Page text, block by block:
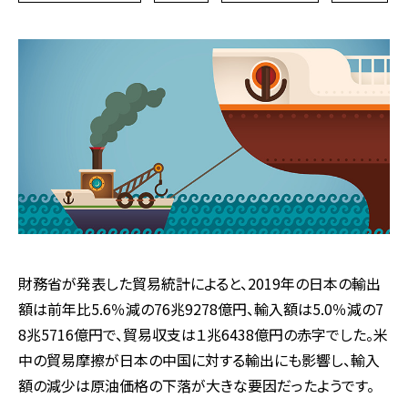
財務省が発表した貿易統計によると、2019年の日本の輸出
額は前年比5.6％減の76兆9278億円、輸入額は5.0％減の7
8兆5716億円で、貿易収支は１兆6438億円の赤字でした。米
中の貿易摩擦が日本の中国に対する輸出にも影響し、輸入
額の減少は原油価格の下落が大きな要因だったようです。